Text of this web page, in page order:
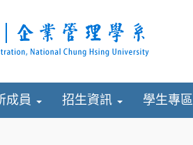
成員 招生資訊 學生專區